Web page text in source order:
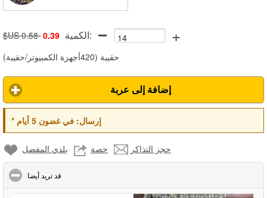
$US 0.58 0.39 الكمية: +
حقيبة (420أجهزة الكمبيوتر/حقيبة )
إضافة إلى عربة
* إرسال:في غضون 5 أيام
بلدي المفضل حصة حجز التذاكر
قد تريد أيضا